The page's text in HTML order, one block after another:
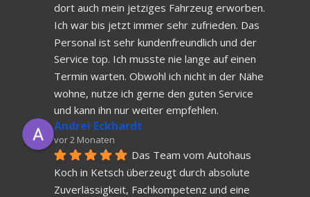
dort auch mein jetziges Fahrzeug erworben.
Ich war bis jetzt immer sehr zufrieden. Das
Personal ist sehr kundenfreundlich und der
Service top. Ich musste nie lange auf einen
Termin warten. Obwohl ich nicht in der Nähe
wohne, nutze ich gerne den guten Service
und kann ihn nur weiter empfehlen.
Andrei Eckhardt
vor 2 Monaten
Das Team vom Autohaus
Koch in Ketsch überzeugt durch absolute
Zuverlässigkeit, Fachkompetenz und eine